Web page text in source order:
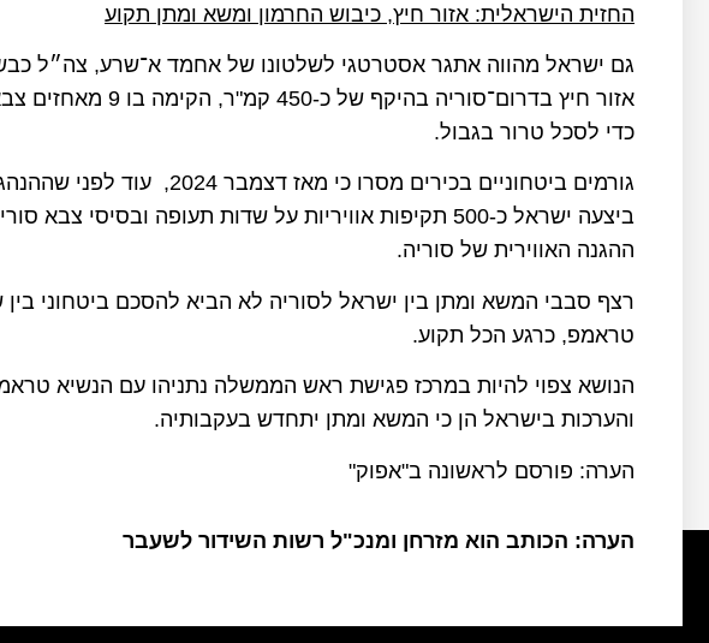
החזית הישראלית: אזור חיץ, כיבוש החרמון ומשא ומתן תקוע
גם ישראל מהווה אתגר אסטרטגי לשלטונו של אחמד א־שרע, צה״ל
אזור חיץ בדרום־סוריה
כדי לסכל טרור בגבול.
גורמים ביטחוניים בכירים מסרו
ההגנה האווירית של סוריה.
רצף סבבי המשא ומתן בין ישראל לסוריה לא הביא להסכם ביטחוני
טראמפ, כרגע הכל תקוע.
הנושא צפוי להיות במרכז פגישת ראש הממשלה נתניהו עם הנשיא
והערכות בישראל הן כי המשא ומתן יתחדש בעקבותיה.
הערה: פורסם לראשונה ב"אפוק"
הערה: הכותב הוא מזרחן ומנכ"ל רשות השידור לשעבר